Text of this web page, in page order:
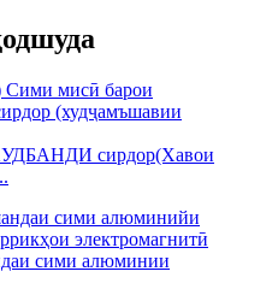
сирдор(Хавои
сими алюминии